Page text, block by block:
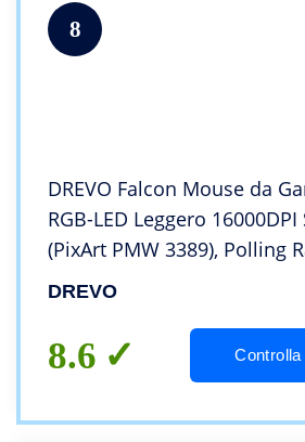
8
DREVO Falcon Mouse da
RGB-LED Leggero
(PixArt PMW 3389), Polling
400IPS, Cavo Ultra-Morbido
DREVO
8.6